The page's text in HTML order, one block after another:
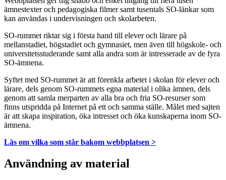
ämnestexter och pedagogiska filmer samt tusentals SO-länkar som
kan användas i undervisningen och skolarbeten.
SO-rummet riktar sig i första hand till elever och lärare på
mellanstadiet, högstadiet och gymnasiet, men även till högskole- och
universitetsstuderande samt alla andra som är intresserade av de fyra
SO-ämnena.
Syftet med SO-rummet är att förenkla arbetet i skolan för elever och
lärare, dels genom SO-rummets egna material i olika ämnen, dels
genom att samla merparten av alla bra och fria SO-resurser som
finns utspridda på Internet på ett och samma ställe. Målet med sajten
är att skapa inspiration, öka intresset och öka kunskaperna inom SO-
ämnena.
Läs om vilka som står bakom webbplatsen >
Användning av material